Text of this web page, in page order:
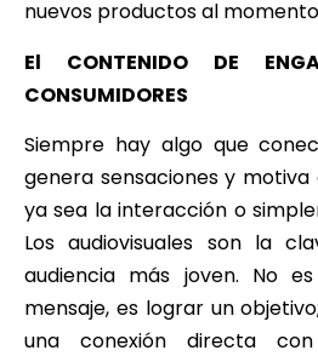
nuevos productos al
El CONTENIDO DE
CONSUMIDORES
Siempre hay algo que
genera sensaciones y
ya sea la interacción o
Los audiovisuales son la
audiencia más joven. No
mensaje, es lograr un
una conexión directa